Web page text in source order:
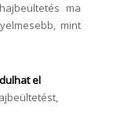
ma
mint
el